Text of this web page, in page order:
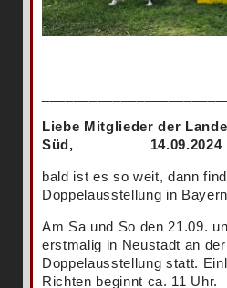
Liebe Mitglieder der
Süd, 14.09.2024
bald ist es so weit, dann
Doppelausstellung in
Am Sa und So den 21.09.
erstmalig in Neustadt an
Doppelausstellung statt.
Richten beginnt ca. 11 Uhr.